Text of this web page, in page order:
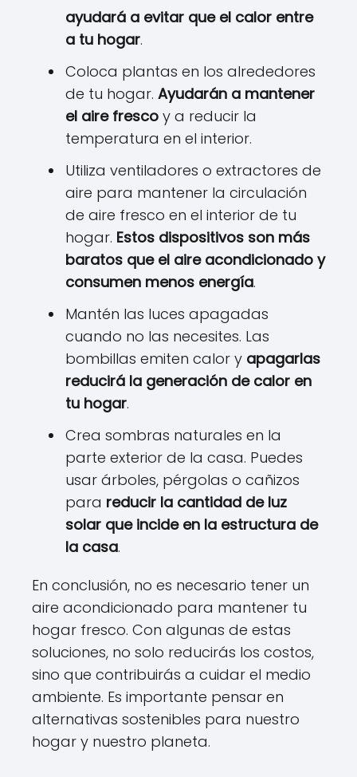
ayudará a evitar que el calor entre
a tu hogar.
Coloca plantas en los alrededores
de tu hogar. Ayudarán a mantener
el aire fresco y a reducir la
temperatura en el interior.
Utiliza ventiladores o extractores de
aire para mantener la circulación
de aire fresco en el interior de tu
hogar. Estos dispositivos son más
baratos que el aire acondicionado y
consumen menos energía.
Mantén las luces apagadas
cuando no las necesites. Las
bombillas emiten calor y apagarlas
reducirá la generación de calor en
tu hogar.
Crea sombras naturales en la
parte exterior de la casa. Puedes
usar árboles, pérgolas o cañizos
para reducir la cantidad de luz
solar que incide en la estructura de
la casa.
En conclusión, no es necesario tener un
aire acondicionado para mantener tu
hogar fresco. Con algunas de estas
soluciones, no solo reducirás los costos,
sino que contribuirás a cuidar el medio
ambiente. Es importante pensar en
alternativas sostenibles para nuestro
hogar y nuestro planeta.